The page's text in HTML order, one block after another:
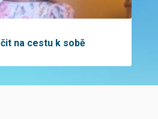
na cestu k sobě